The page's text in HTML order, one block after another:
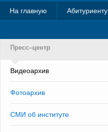
На главную Абитуриенту
Пресс–центр
Видеоархив
Фотоархив
СМИ об институте